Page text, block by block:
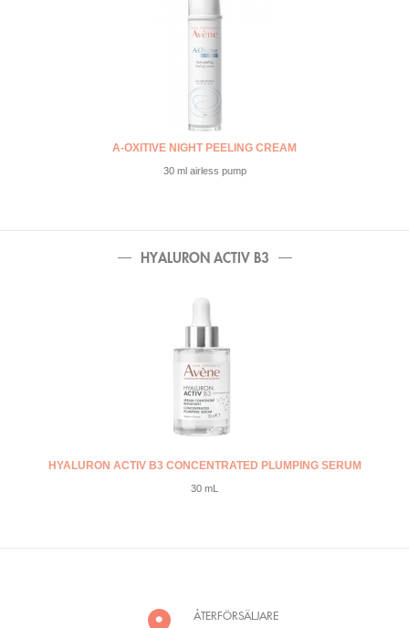
A-OXITIVE NIGHT PEELING CREAM
30 ml airless pump
HYALURON ACTIV B3
HYALURON ACTIV B3 CONCENTRATED PLUMPING SERUM
30 mL
ÅTERFÖRSÄLJARE